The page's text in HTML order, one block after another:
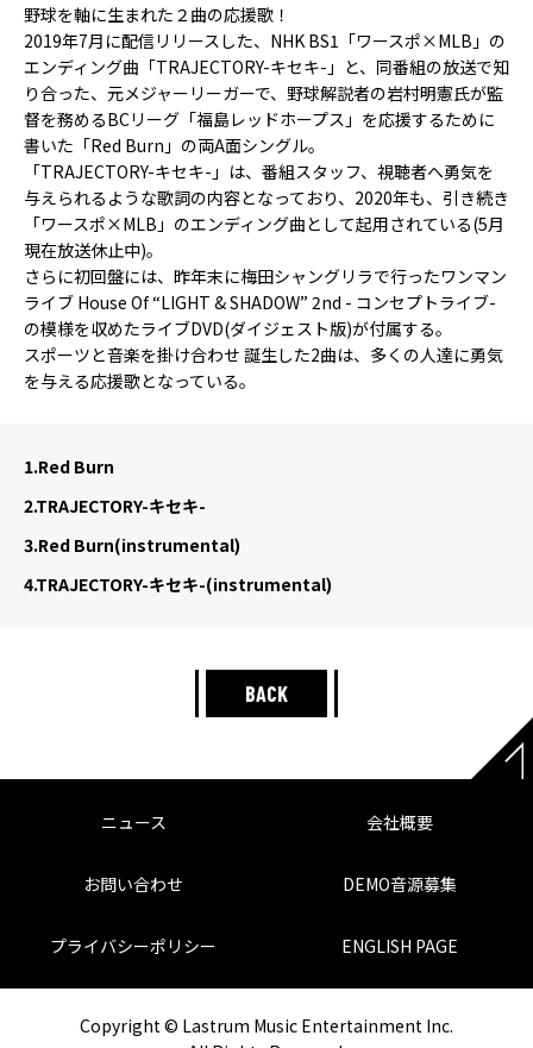
野球を軸に生まれた２曲の応援歌！
2019年7月に配信リリースした、NHK BS1「ワースポ×MLB」の
エンディング曲「TRAJECTORY-キセキ-」と、同番組の放送で知
り合った、元メジャーリーガーで、野球解説者の岩村明憲氏が監
督を務めるBCリーグ「福島レッドホープス」を応援するために
書いた「Red Burn」の両A面シングル。
「TRAJECTORY-キセキ-」は、番組スタッフ、視聴者へ勇気を
与えられるような歌詞の内容となっており、2020年も、引き続き
「ワースポ×MLB」のエンディング曲として起用されている(5月
現在放送休止中)。
さらに初回盤には、昨年末に梅田シャングリラで行ったワンマン
ライブ House Of “LIGHT & SHADOW” 2nd - コンセプトライブ-
の模様を収めたライブDVD(ダイジェスト版)が付属する。
スポーツと音楽を掛け合わせ 誕生した2曲は、多くの人達に勇気
を与える応援歌となっている。
1.Red Burn
2.TRAJECTORY-キセキ-
3.Red Burn(instrumental)
4.TRAJECTORY-キセキ-(instrumental)
BACK
ニュース 会社概要
お問い合わせ DEMO音源募集
プライバシーポリシー ENGLISH PAGE
Copyright © Lastrum Music Entertainment Inc.